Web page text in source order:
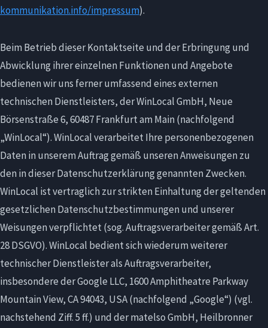
kommunikation.info/impressum).
Beim Betrieb dieser Kontaktseite und der Erbringung und
Abwicklung ihrer einzelnen Funktionen und Angebote
bedienen wir uns ferner umfassend eines externen
technischen Dienstleisters, der WinLocal GmbH, Neue
Börsenstraße 6, 60487 Frankfurt am Main (nachfolgend
„WinLocal“). WinLocal verarbeitet Ihre personenbezogenen
Daten in unserem Auftrag gemäß unseren Anweisungen zu
den in dieser Datenschutzerklärung genannten Zwecken.
WinLocal ist vertraglich zur strikten Einhaltung der geltenden
gesetzlichen Datenschutzbestimmungen und unserer
Weisungen verpflichtet (sog. Auftragsverarbeiter gemäß Art.
28 DSGVO). WinLocal bedient sich wiederum weiterer
technischer Dienstleister als Auftragsverarbeiter,
insbesondere der Google LLC, 1600 Amphitheatre Parkway
Mountain View, CA 94043, USA (nachfolgend „Google“) (vgl.
nachstehend Ziff. 5 ff.) und der matelso GmbH, Heilbronner